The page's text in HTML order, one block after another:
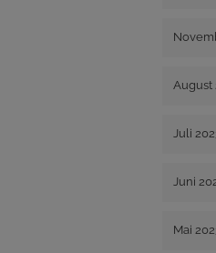
August
Juli
Juni
Mai